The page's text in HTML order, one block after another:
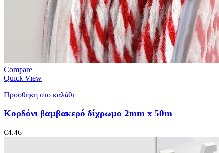
Compare
Quick View
Προσθήκη στο καλάθι
Κορδόνι βαμβακερό δίχρωμο 2mm x 50m
€4.46